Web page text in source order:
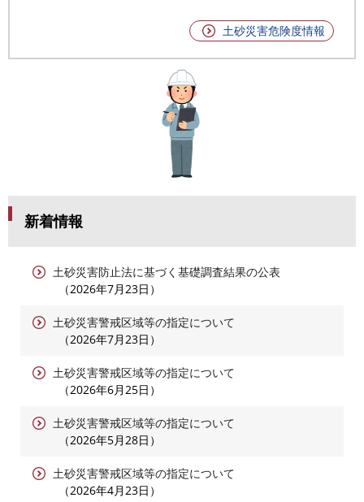
土砂災害危険度情報
新着情報
土砂災害防止法に基づく基礎調査結果の公表
2026年7月23日
土砂災害警戒区域等の指定について
2026年7月23日
土砂災害警戒区域等の指定について
2026年6月25日
土砂災害警戒区域等の指定について
2026年5月28日
土砂災害警戒区域等の指定について
2026年4月23日